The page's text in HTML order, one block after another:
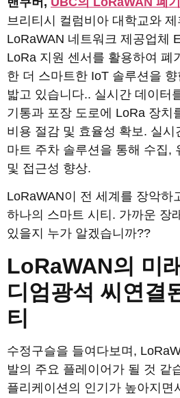
브리티시 컬럼비아 대학교와
LoRaWAN 네트워크 제공업체
LoRa 지원 센서를 활용하여 폐
한 더 스마트한 IoT 솔루션을
밟고 있습니다.. 실시간 데이터
기통과 포장 도로에 LoRa 장치
비용 절감 및 효율성 확보. 실
마트 주차 솔루션을 통해 수집,
및 접근성 향상.
LoRaWAN이 전 세계를 장악하
하나의 스마트 시티. 가까운 장
있을지 누가 ​​알겠습니까??
LoRaWAN의 미
디엄광석 씨 연결
티
수정구슬을 들여다보며,
발의 주요 플레이어가 될 것 같
플리케이션의 인기가 높아지면